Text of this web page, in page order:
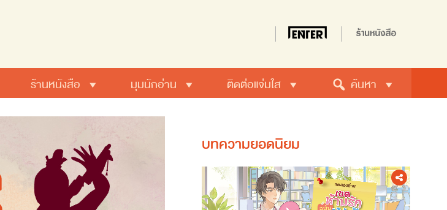
ร้านหนังสือ มุมนักอ่าน ติดต่อแจ่มใส ค้นหา
บทความยอดนิยม